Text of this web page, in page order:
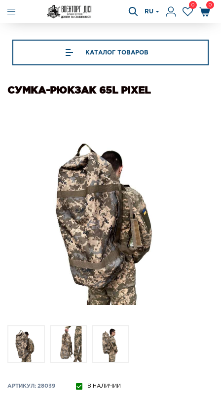
RU
0 0
КАТАЛОГ ТОВАРОВ
СУМКА-РЮКЗАК 65L PIXEL
АРТИКУЛ: 28039 В НАЛИЧИИ